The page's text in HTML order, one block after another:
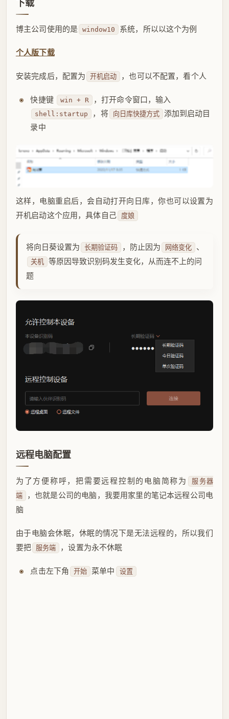
下载
博主公司使用的是 window10 系统，所以以这个为例
个人版下载
安装完成后，配置为 开机启动 ，也可以不配置，看个人
快捷键 win + R ，打开命令窗口，输入
shell:startup ，将 向日库快捷方式
添加到启动目
录中
这样，电脑重启后，会自动打开向日库，你也可以设置为
开机启动这个应用，具体自己
度娘
将向日葵设置为 长期验证码 ，防止因为 网络变化 、
关机
等原因导致识别码发生变化，从而连不上的问
题
远程电脑配置
为了方便称呼，把需要远程控制的电脑简称为
服务器
端
，也就是公司的电脑，我要用家里的笔记本远程公司电
脑
由于电脑会休眠，休眠的情况下是无法远程的，所以我们
要把
服务端 ，设置为永不休眠
点击左下角 开始 菜单中 设置